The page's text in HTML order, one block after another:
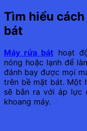
Tìm hiểu
bát
Máy rửa bát hoạt
nóng hoặc lạnh để
đánh bay được mọi
trên bề mặt bát. Một
sẽ bắn ra với áp lực
khoang máy.